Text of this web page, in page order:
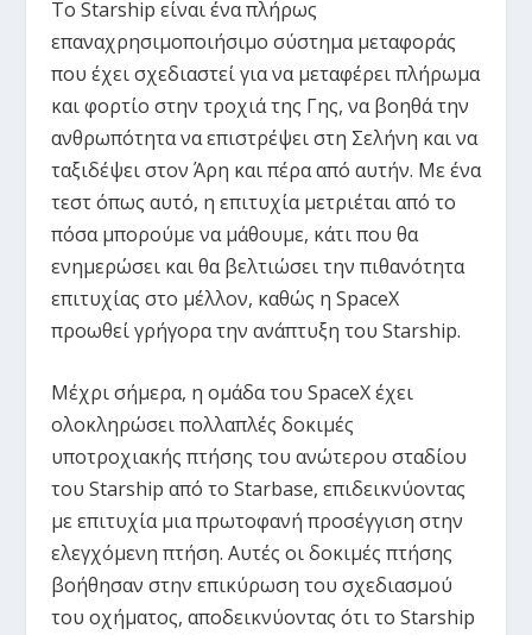
Το Starship είναι ένα πλήρως
επαναχρησιμοποιήσιμο σύστημα μεταφοράς
που έχει σχεδιαστεί για να μεταφέρει πλήρωμα
και φορτίο στην τροχιά της Γης, να βοηθά την
ανθρωπότητα να επιστρέψει στη Σελήνη και να
ταξιδέψει στον Άρη και πέρα από αυτήν. Με ένα
τεστ όπως αυτό, η επιτυχία μετριέται από το
πόσα μπορούμε να μάθουμε, κάτι που θα
ενημερώσει και θα βελτιώσει την πιθανότητα
επιτυχίας στο μέλλον, καθώς η SpaceX
προωθεί γρήγορα την ανάπτυξη του Starship.
Μέχρι σήμερα, η ομάδα του SpaceX έχει
ολοκληρώσει πολλαπλές δοκιμές
υποτροχιακής πτήσης του ανώτερου σταδίου
του Starship από το Starbase, επιδεικνύοντας
με επιτυχία μια πρωτοφανή προσέγγιση στην
ελεγχόμενη πτήση. Αυτές οι δοκιμές πτήσης
βοήθησαν στην επικύρωση του σχεδιασμού
του οχήματος, αποδεικνύοντας ότι το Starship